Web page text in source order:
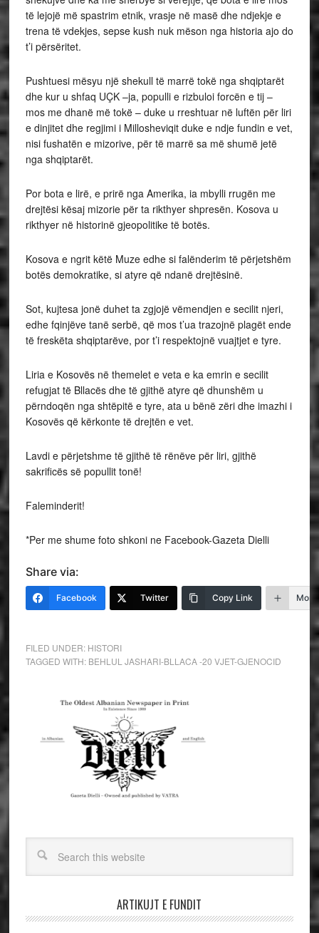
të lejojë më spastrim etnik, vrasje në masë dhe ndjekje e
trena të vdekjes, sepse kush nuk mëson nga historia ajo do
t’i përsëritet.
Pushtuesi mësyu një shekull të marrë tokë nga shqiptarët
dhe kur u shfaq UÇK –ja, populli e rizbuloi forcën e tij –
mos me dhanë më tokë – duke u rreshtuar në luftën për liri
e dinjitet dhe regjimi i Millosheviqit duke e ndje fundin e vet,
nisi fushatën e mizorive, për të marrë sa më shumë jetë
nga shqiptarët.
Por bota e lirë, e prirë nga Amerika, ia mbylli rrugën me
drejtësi kësaj mizorie për ta rikthyer shpresën. Kosova u
rikthyer në historinë gjeopolitike të botës.
Kosova e ngrit këtë Muze edhe si falënderim të përjetshëm
botës demokratike, si atyre që ndanë drejtësinë.
Sot, kujtesa jonë duhet ta zgjojë vëmendjen e secilit njeri,
edhe fqinjëve tanë serbë, që mos t’ua trazojnë plagët ende
të freskëta shqiptarëve, por t’i respektojnë vuajtjet e tyre.
Liria e Kosovës në themelet e veta e ka emrin e secilit
refugjat të Bllacës dhe të gjithë atyre që dhunshëm u
përndoqën nga shtëpitë e tyre, ata u bënë zëri dhe imazhi i
Kosovës që kërkonte të drejtën e vet.
Lavdi e përjetshme të gjithë të rënëve për liri, gjithë
sakrificës së popullit tonë!
Faleminderit!
*Per me shume foto shkoni ne Facebook-Gazeta Dielli
Share via:
Facebook Twitter Copy Link More
FILED UNDER: HISTORI
TAGGED WITH: BEHLUL JASHARI-BLLACA -20 VJET-GJENOCID
ARTIKUJT E FUNDIT